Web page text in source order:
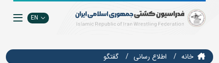
EN
خانه اطلاع رسانی گفتگو